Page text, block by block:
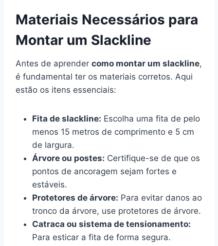
Materiais Necessários para
Montar um Slackline
Antes de aprender como montar um slackline,
é fundamental ter os materiais corretos. Aqui
estão os itens essenciais:
Fita de slackline: Escolha uma fita de pelo
menos 15 metros de comprimento e 5 cm
de largura.
Árvore ou postes: Certifique-se de que os
pontos de ancoragem sejam fortes e
estáveis.
Protetores de árvore: Para evitar danos ao
tronco da árvore, use protetores de árvore.
Catraca ou sistema de tensionamento:
Para esticar a fita de forma segura.